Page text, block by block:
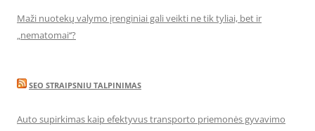
Maži nuotekų valymo įrenginiai gali veikti ne tik tyliai, bet ir
„nematomai‘‘?
SEO STRAIPSNIU TALPINIMAS
Auto supirkimas kaip efektyvus transporto priemonės gyvavimo